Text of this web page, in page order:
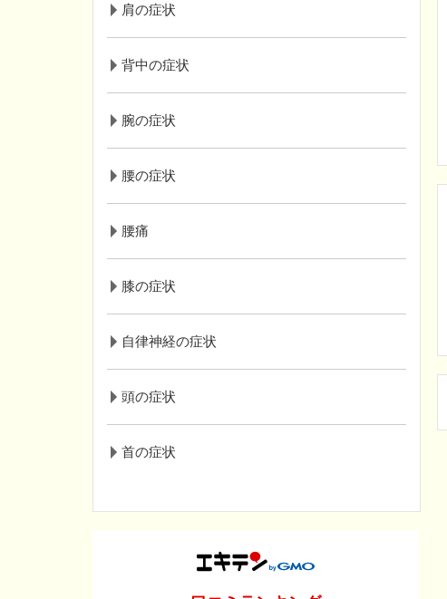
肩の症状
背中の症状
腕の症状
腰の症状
腰痛
膝の症状
自律神経の症状
頭の症状
首の症状